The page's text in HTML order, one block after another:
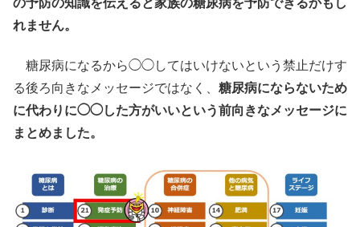
の予防の知識を伝えると家族の糖尿病を予防できるかもし
れません。
糖尿病になるから◯◯してはいけないという禁止だけす
る後ろ向きなメッセージではなく、 糖尿病にならないため
に代わりに◯◯した方がいいという前向きなメッセージに
まとめました。